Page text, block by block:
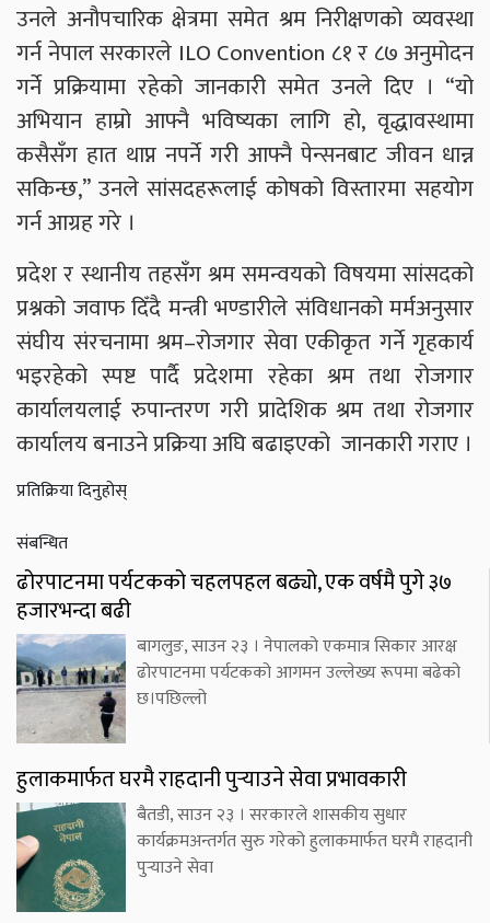
उनले अनौपचारिक क्षेत्रमा समेत श्रम निरीक्षणको व्यवस्था
गर्न नेपाल सरकारले ILO Convention ८१ र ८७ अनुमोदन
गर्ने प्रक्रियामा रहेको जानकारी समेत उनले दिए । “यो
अभियान हाम्रो आफ्नै भविष्यका लागि हो, वृद्धावस्थामा
कसैसँग हात थाप्न नपर्ने गरी आफ्नै पेन्सनबाट जीवन धान्न
सकिन्छ,” उनले सांसदहरूलाई कोषको विस्तारमा सहयोग
गर्न आग्रह गरे ।
प्रदेश र स्थानीय तहसँग श्रम समन्वयको विषयमा सांसदको
प्रश्नको जवाफ दिँदै मन्त्री भण्डारीले संविधानको मर्मअनुसार
संघीय संरचनामा श्रम–रोजगार सेवा एकीकृत गर्ने गृहकार्य
भइरहेको स्पष्ट पार्दै प्रदेशमा रहेका श्रम तथा रोजगार
कार्यालयलाई रुपान्तरण गरी प्रादेशिक श्रम तथा रोजगार
कार्यालय बनाउने प्रक्रिया अघि बढाइएको जानकारी गराए ।
प्रतिक्रिया दिनुहोस्
संबन्धित
ढोरपाटनमा पर्यटकको चहलपहल बढ्यो, एक वर्षमै पुगे ३७
हजारभन्दा बढी
बागलुङ, साउन २३ । नेपालको एकमात्र सिकार आरक्ष
ढोरपाटनमा पर्यटकको आगमन उल्लेख्य रूपमा बढेको
छ।पछिल्लो
हुलाकमार्फत घरमै राहदानी पुर्‍याउने सेवा प्रभावकारी
बैतडी, साउन २३ । सरकारले शासकीय सुधार
कार्यक्रमअन्तर्गत सुरु गरेको हुलाकमार्फत घरमै राहदानी
पुर्‍याउने सेवा